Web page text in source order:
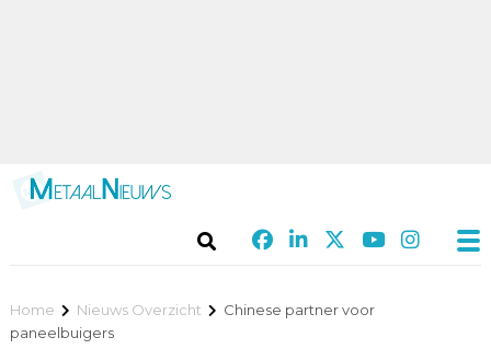
Home Nieuws Overzicht
Chinese partner voor
paneelbuigers